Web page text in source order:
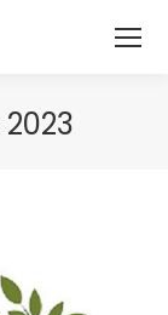
2023